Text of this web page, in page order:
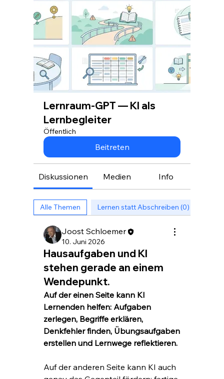
Lernraum-GPT — KI als
Lernbegleiter
Öffentlich
Beitreten
Diskussionen Medien Info
Alle Themen Lernen statt Abschreiben (0)
Joost Schloemer
10. Juni 2026
Hausaufgaben und KI
stehen gerade an einem
Wendepunkt.
Auf der einen Seite kann KI
Lernenden helfen: Aufgaben
zerlegen, Begriffe erklären,
Denkfehler finden, Übungsaufgaben
erstellen und Lernwege reflektieren.
Auf der anderen Seite kann KI auch